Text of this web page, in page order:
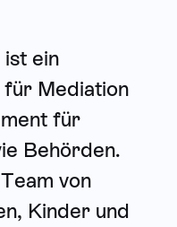
ein
für Mediation
für
Behörden.
von
Kinder und